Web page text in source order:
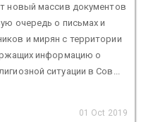
новый массив документов
очередь о письмах и
и мирян с территории
информацию о
ситуации в Сов...
01 Oct 2019